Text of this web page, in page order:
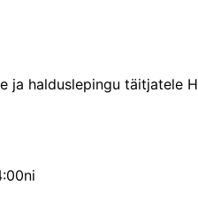
ja halduslepingu täitjatele